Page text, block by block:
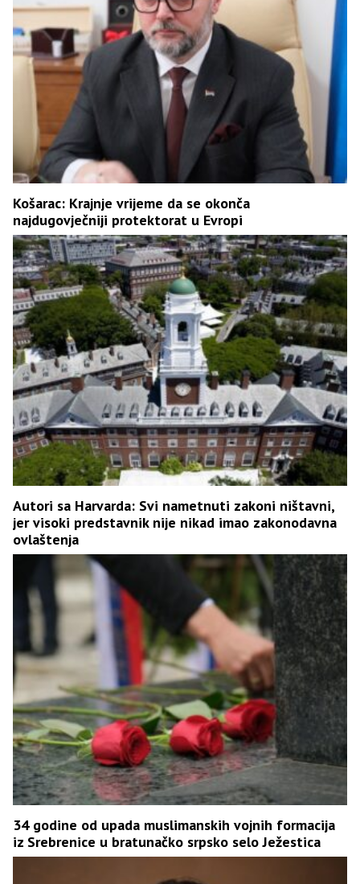
Košarac: Krajnje vrijeme da se okonča
najdugovječniji protektorat u Evropi
Autori sa Harvarda: Svi nametnuti zakoni ništavni,
jer visoki predstavnik nije nikad imao zakonodavna
ovlaštenja
34 godine od upada muslimanskih vojnih formacija
iz Srebrenice u bratunačko srpsko selo Ježestica